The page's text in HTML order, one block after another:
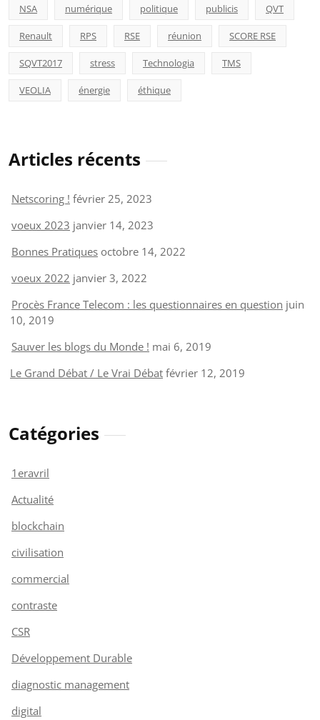
NSA numérique politique publicis QVT
Renault RPS RSE réunion SCORE RSE
SQVT2017 stress Technologia TMS
VEOLIA énergie éthique
Articles récents
Netscoring ! février 25, 2023
voeux 2023 janvier 14, 2023
Bonnes Pratiques octobre 14, 2022
voeux 2022 janvier 3, 2022
Procès France Telecom : les questionnaires en question juin
10, 2019
Sauver les blogs du Monde ! mai 6, 2019
Le Grand Débat / Le Vrai Débat février 12, 2019
Catégories
1eravril
Actualité
blockchain
civilisation
commercial
contraste
CSR
Développement Durable
diagnostic management
digital